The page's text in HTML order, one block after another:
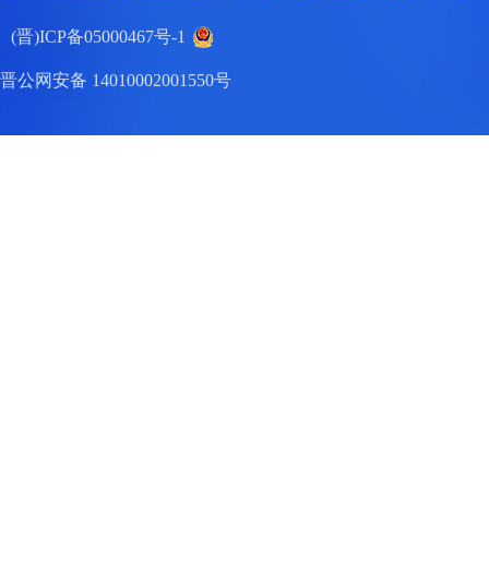
(晋)ICP备05000467号-1
晋公网安备 14010002001550号